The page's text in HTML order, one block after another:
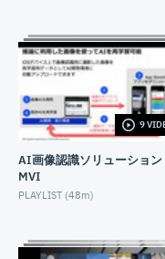
【Envizi
AUGUST
【Envizi
定デモ
【Envizi
【Envizi
（SCI）
9
AI画像認識ソリューション
MVI
PLAYLIST (48m)